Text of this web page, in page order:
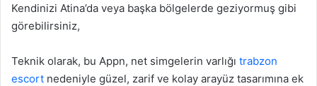
Kendinizi Atina’da veya başka bölgelerde geziyormuş gibi
görebilirsiniz,
Teknik olarak, bu Appn, net simgelerin varlığı trabzon
escort nedeniyle güzel, zarif ve kolay arayüz tasarımına ek